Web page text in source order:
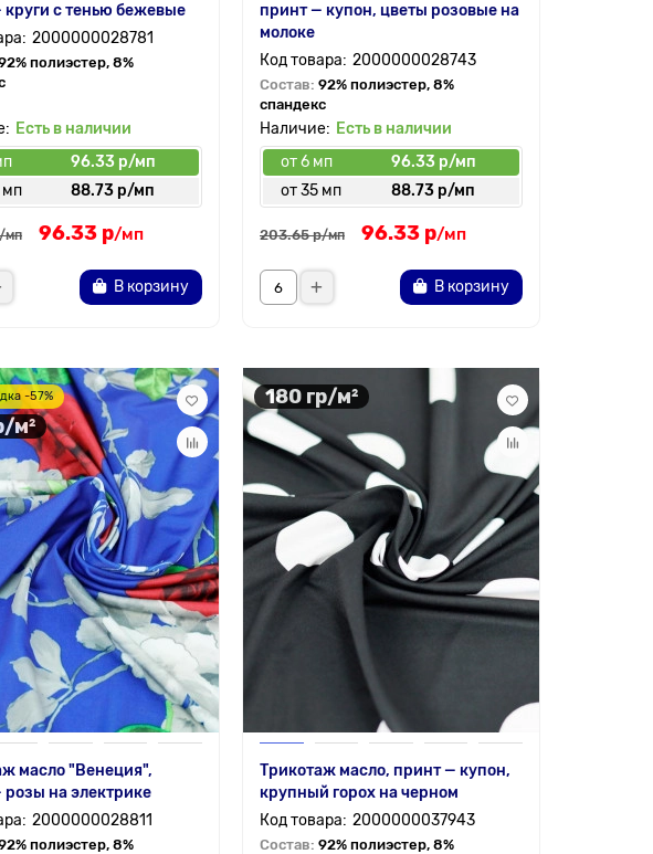
круги с тенью бежевые
2000000028781
полиэстер, 8%
Есть в наличии
96.33 р/мп
мп
88.73 р/мп
мп 96.33 р/мп
В корзину
принт — купон, цветы розовые на
молоке
2000000028743
Состав: 92% полиэстер, 8%
спандекс
Есть в наличии
от 6 мп
96.33 р/мп
от 35 мп
88.73 р/мп
203.65 р/мп 96.33 р/мп
В корзину
-57%
м²
масло "Венеция",
розы на электрике
2000000028811
полиэстер, 8%
180 гр/м²
Трикотаж масло, принт — купон,
крупный горох на черном
2000000037943
Состав: 92% полиэстер, 8%